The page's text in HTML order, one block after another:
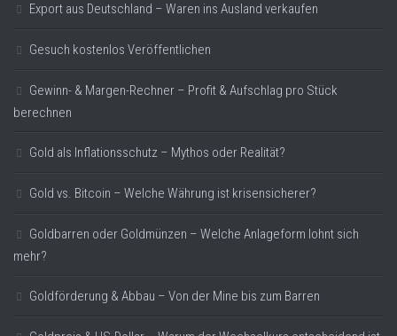
Export aus Deutschland – Waren ins Ausland verkaufen
Gesuch kostenlos Veröffentlichen
Gewinn- & Margen-Rechner – Profit & Aufschlag pro Stück
berechnen
Gold als Inflationsschutz – Mythos oder Realität?
Gold vs. Bitcoin – Welche Währung ist krisensicherer?
Goldbarren oder Goldmünzen – Welche Anlageform lohnt sich
mehr?
Goldförderung & Abbau – Von der Mine bis zum Barren